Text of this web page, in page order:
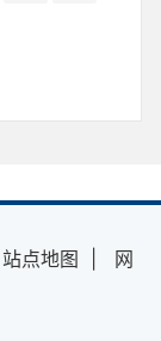
站点地图
网